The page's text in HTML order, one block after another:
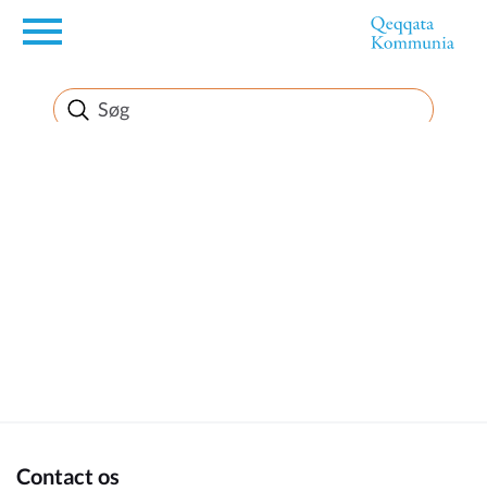
en
Borger
Kommuneplanen
Contact os